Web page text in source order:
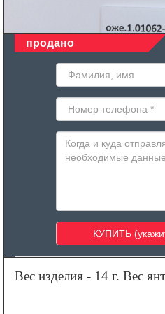
продано
Вес изделия - 14 г. Вес